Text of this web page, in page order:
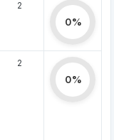
2
0%
2
0%